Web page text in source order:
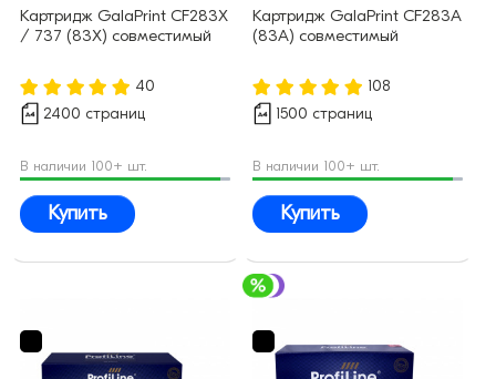
Картридж GalaPrint CF283X
/ 737 (83X) совместимый
40
2400 страниц
В наличии 100+ шт.
Купить
Картридж GalaPrint CF283A
(83A) совместимый
108
1500 страниц
В наличии 100+ шт.
Купить